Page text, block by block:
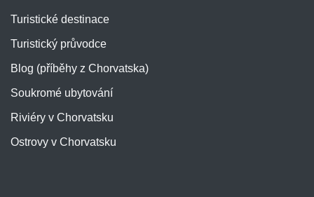
Turistické destinace
Turistický průvodce
Blog (příběhy z Chorvatska)
Soukromé ubytování
Riviéry v Chorvatsku
Ostrovy v Chorvatsku